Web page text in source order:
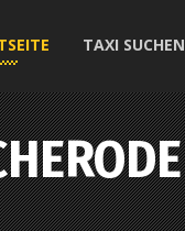
TAXI SUCHEN